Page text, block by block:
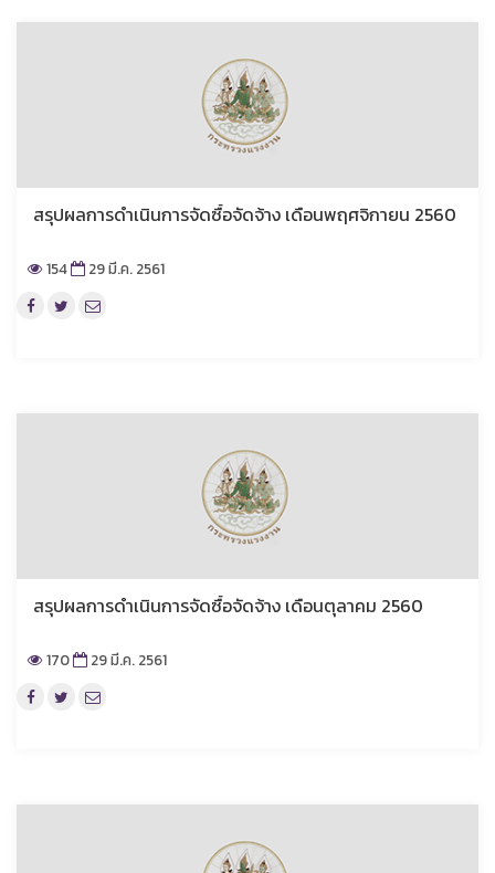
สรุปผลการดำเนินการจัดซื้อจัดจ้าง เดือนพฤศจิกายน 2560
154 29 มี.ค. 2561
สรุปผลการดำเนินการจัดซื้อจัดจ้าง เดือนตุลาคม 2560
170 29 มี.ค. 2561